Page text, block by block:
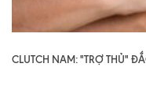
CLUTCH NAM: "TRỢ THỦ"